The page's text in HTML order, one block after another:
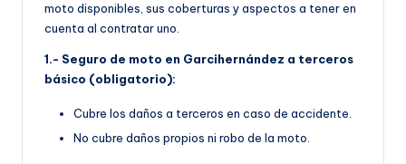
moto disponibles, sus coberturas y aspectos a tener en
cuenta al contratar uno.
1.- Seguro de moto en Garcihernández a terceros
básico (obligatorio):
Cubre los daños a terceros en caso de accidente.
No cubre daños propios ni robo de la moto.